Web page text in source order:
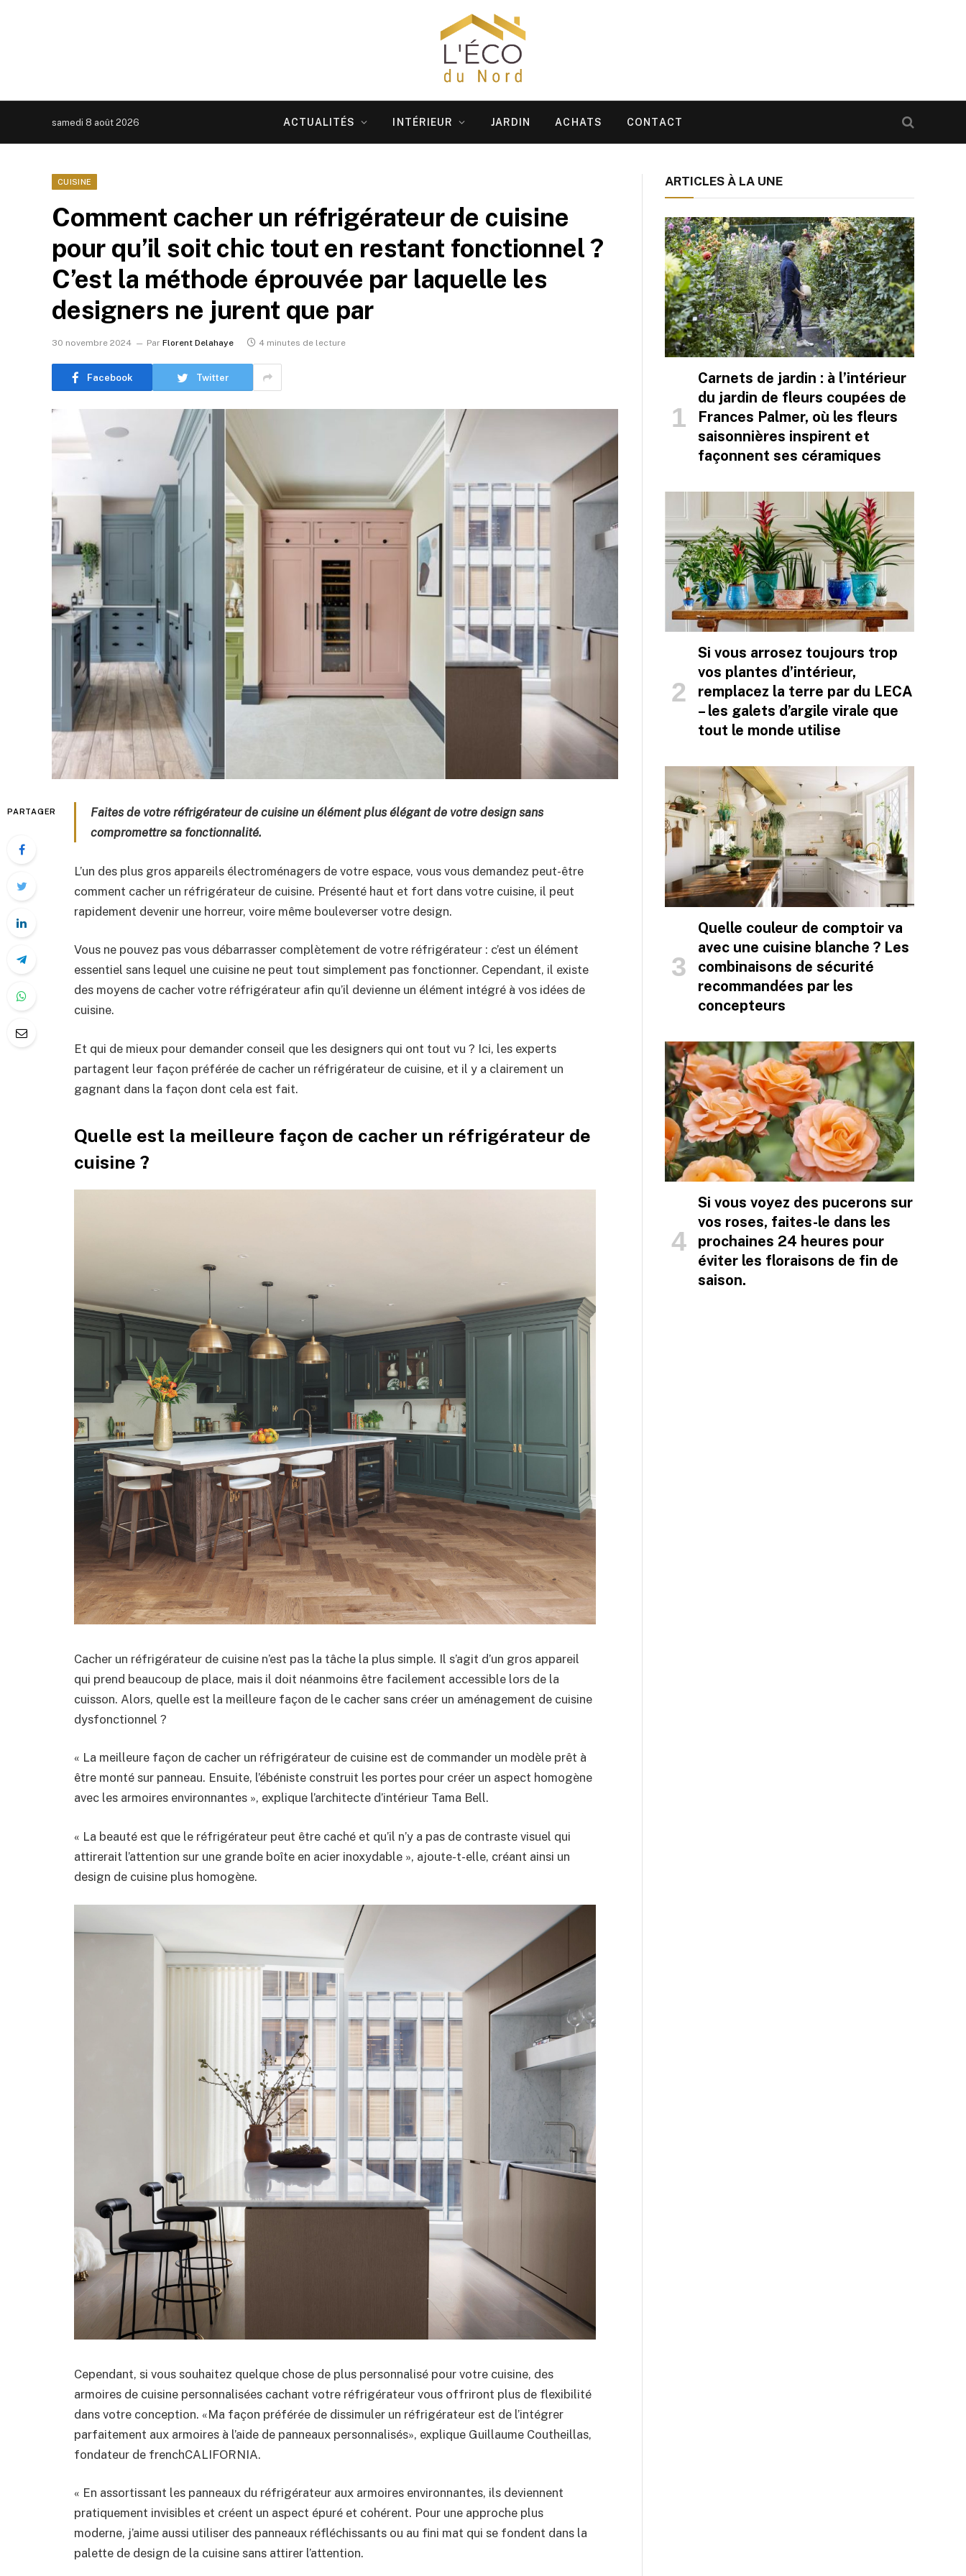
samedi 8 août 2026 ACTUALITÉS INTÉRIEUR JARDIN ACHATS CONTACT
CUISINE
Comment cacher un réfrigérateur de cuisine
pour qu’il soit chic tout en restant fonctionnel ?
C’est la méthode éprouvée par laquelle les
designers ne jurent que par
30 novembre 2024 Par Florent Delahaye 4 minutes de lecture
Facebook Twitter
PARTAGER
Faites de votre réfrigérateur de cuisine un élément plus élégant de votre design sans
compromettre sa fonctionnalité.
L’un des plus gros appareils électroménagers de votre espace, vous vous demandez peut-être
comment cacher un réfrigérateur de cuisine. Présenté haut et fort dans votre cuisine, il peut
rapidement devenir une horreur, voire même bouleverser votre design.
Vous ne pouvez pas vous débarrasser complètement de votre réfrigérateur : c’est un élément
essentiel sans lequel une cuisine ne peut tout simplement pas fonctionner. Cependant, il existe
des moyens de cacher votre réfrigérateur afin qu’il devienne un élément intégré à vos idées de
cuisine.
Et qui de mieux pour demander conseil que les designers qui ont tout vu ? Ici, les experts
partagent leur façon préférée de cacher un réfrigérateur de cuisine, et il y a clairement un
gagnant dans la façon dont cela est fait.
Quelle est la meilleure façon de cacher un réfrigérateur de
cuisine ?
Cacher un réfrigérateur de cuisine n’est pas la tâche la plus simple. Il s’agit d’un gros appareil
qui prend beaucoup de place, mais il doit néanmoins être facilement accessible lors de la
cuisson. Alors, quelle est la meilleure façon de le cacher sans créer un aménagement de cuisine
dysfonctionnel ?
« La meilleure façon de cacher un réfrigérateur de cuisine est de commander un modèle prêt à
être monté sur panneau. Ensuite, l’ébéniste construit les portes pour créer un aspect homogène
avec les armoires environnantes », explique l’architecte d’intérieur Tama Bell.
« La beauté est que le réfrigérateur peut être caché et qu’il n’y a pas de contraste visuel qui
attirerait l’attention sur une grande boîte en acier inoxydable », ajoute-t-elle, créant ainsi un
design de cuisine plus homogène.
Cependant, si vous souhaitez quelque chose de plus personnalisé pour votre cuisine, des
armoires de cuisine personnalisées cachant votre réfrigérateur vous offriront plus de flexibilité
dans votre conception. «Ma façon préférée de dissimuler un réfrigérateur est de l’intégrer
parfaitement aux armoires à l’aide de panneaux personnalisés», explique Guillaume Coutheillas,
fondateur de frenchCALIFORNIA.
« En assortissant les panneaux du réfrigérateur aux armoires environnantes, ils deviennent
pratiquement invisibles et créent un aspect épuré et cohérent. Pour une approche plus
moderne, j’aime aussi utiliser des panneaux réfléchissants ou au fini mat qui se fondent dans la
palette de design de la cuisine sans attirer l’attention.
ARTICLES À LA UNE
Carnets de jardin : à l’intérieur
du jardin de fleurs coupées de
Frances Palmer, où les fleurs
saisonnières inspirent et
façonnent ses céramiques
Si vous arrosez toujours trop
vos plantes d’intérieur,
remplacez la terre par du LECA
– les galets d’argile virale que
tout le monde utilise
Quelle couleur de comptoir va
avec une cuisine blanche ? Les
combinaisons de sécurité
recommandées par les
concepteurs
Si vous voyez des pucerons sur
vos roses, faites-le dans les
prochaines 24 heures pour
éviter les floraisons de fin de
saison.